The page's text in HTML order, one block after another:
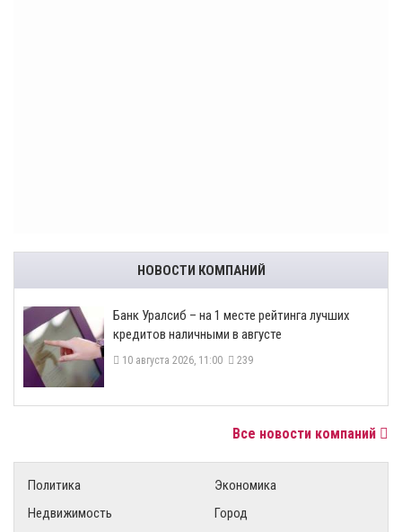
НОВОСТИ КОМПАНИЙ
Банк Уралсиб – на 1 месте рейтинга лучших
кредитов наличными в августе
10 августа 2026, 11:00 239
Все новости компаний
Политика
Экономика
Недвижимость
Город